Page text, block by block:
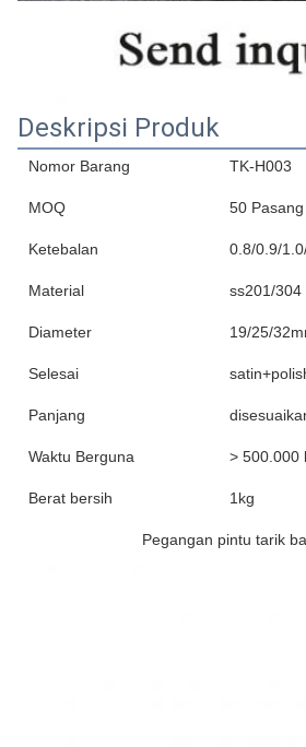
Deskripsi Produk
Nomor Barang TK-H003
MOQ 50 Pasang
Ketebalan 0.8/0.9/
Material ss201/304
Diameter 19/25/
Selesai
Panjang
Waktu Berguna > 500.000
Berat bersih 1kg
Pegangan pintu tarik